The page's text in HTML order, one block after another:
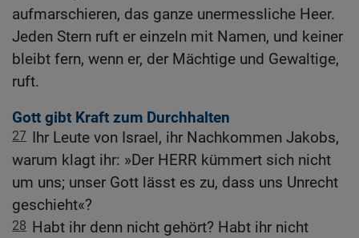
aufmarschieren, das ganze unermessliche Heer.
Jeden Stern ruft er einzeln mit Namen, und keiner
bleibt fern, wenn er, der Mächtige und Gewaltige,
ruft.
Gott gibt Kraft zum Durchhalten
27 Ihr Leute von Israel, ihr Nachkommen Jakobs,
warum klagt ihr: »Der HERR kümmert sich nicht
um uns; unser Gott lässt es zu, dass uns Unrecht
geschieht«?
28 Habt ihr denn nicht gehört? Habt ihr nicht